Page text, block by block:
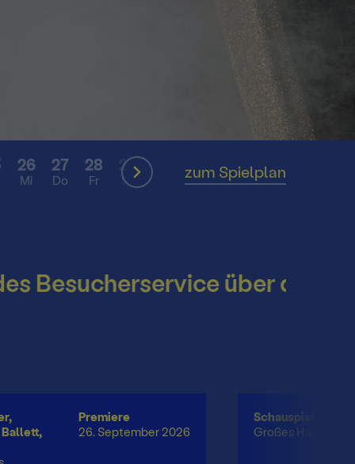
26
Mi
27
Do
28
Fr
29
Sa
30
Mo SEP
zum Spielplan
über die
Ballett,
Premiere
26. September 2026
Schauspiel
Großes Haus